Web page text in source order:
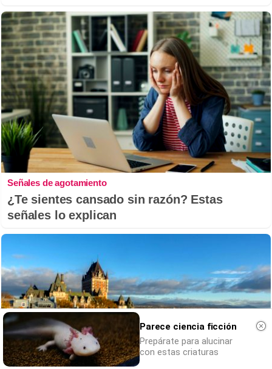
Señales de agotamiento
¿Te sientes cansado sin razón? Estas
señales lo explican
Parece ciencia ficción
Prepárate para alucinar
con estas criaturas